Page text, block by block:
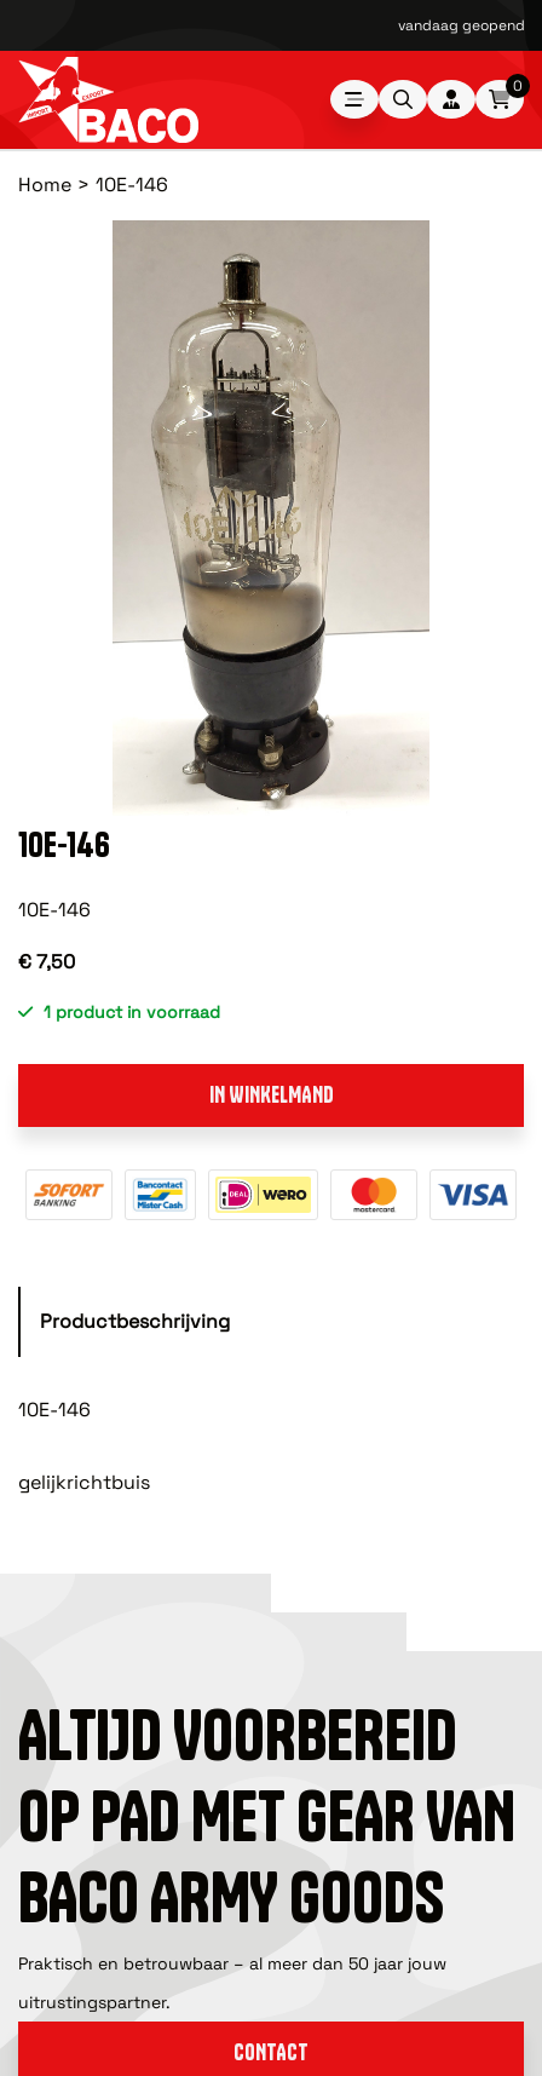
vandaag geopend
0
Home 10E-146
10E-146
10E-146
€ 7,50
1 product in voorraad
IN WINKELMAND
Productbeschrijving
10E-146
gelijkrichtbuis
ALTIJD VOORBEREID
OP PAD MET GEAR VAN
BACO ARMY GOODS
Praktisch en betrouwbaar – al meer dan 50 jaar jouw
uitrustingspartner.
CONTACT